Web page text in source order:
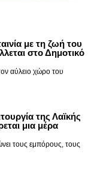
με τη ζωή του
στο Δημοτικό
αύλειο χώρο του
της Λαϊκής
μια μέρα
τους εμπόρους, τους